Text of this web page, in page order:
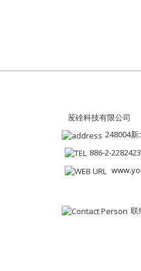
苃硂科技有限公司
248004
886-2-
联